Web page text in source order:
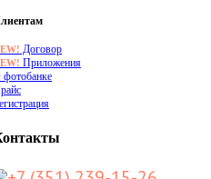
Договор
Приложения